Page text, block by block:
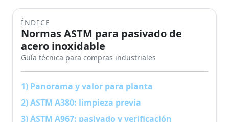
ÍNDICE
Normas ASTM para pasivado de
acero inoxidable
Guía técnica para compras industriales
1) Panorama y valor para planta
2) ASTM A380: limpieza previa
3) ASTM A967: pasivado y verificación